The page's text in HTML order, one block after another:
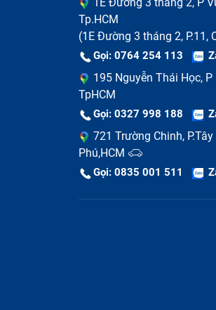
1E Đường 3 tháng 2, P
Tp.HCM
(1E Đường 3 tháng 2, P.11,
Gọi: 0764 254 113
195 Nguyễn Thái Học, P
TpHCM
Gọi: 0327 998 188
721 Trường Chinh,
Phú,HCM
Gọi: 0835 001 511